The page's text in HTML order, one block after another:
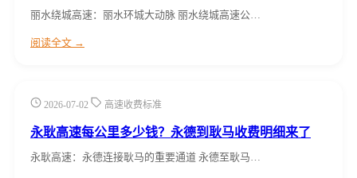
丽水绕城高速：丽水环城大动脉 丽水绕城高速公…
阅读全文 →
2026-07-02 高速收费标准
永耿高速每公里多少钱？永德到耿马收费明细来了
永耿高速：永德连接耿马的重要通道 永德至耿马…